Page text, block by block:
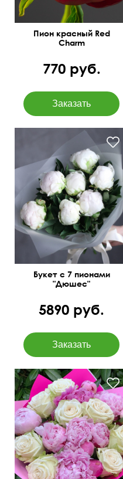
Пион красный Red
Charm
770 руб.
45 см 25 см
Букет с 7 пионами
"Дюшес"
5890 руб.
Современная упаковка